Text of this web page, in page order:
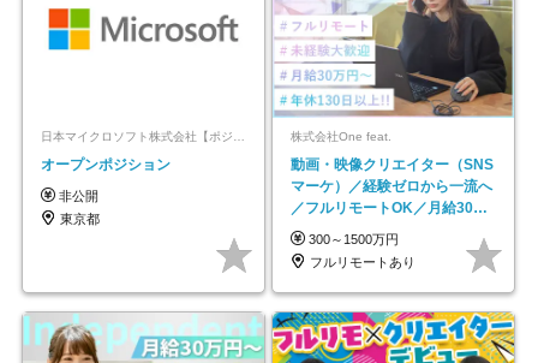
オープンポジション
非公開
東京都
株式会社One feat.
動画・映像クリエイター（SNS
マーケ）／経験ゼロから一流へ
／フルリモートOK／月給30万
円～／年休130日以上
300～1500万円
フルリモートあり